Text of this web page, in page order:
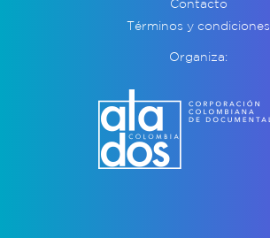
Contacto
Términos y condiciones
Organiza: